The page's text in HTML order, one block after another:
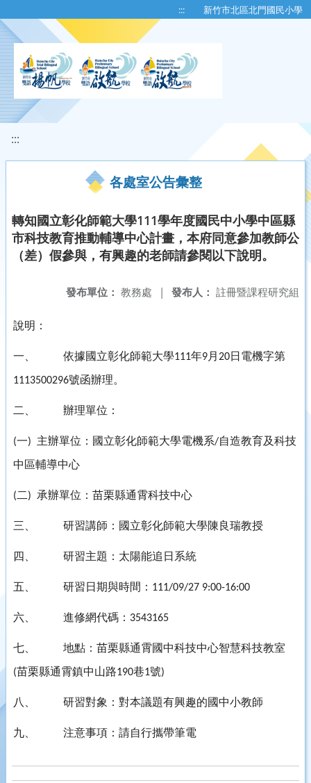
::: 新竹市北區北門國民小學
:::
各處室公告彙整
轉知國立彰化師範大學111學年度國民中小學中區縣
市科技教育推動輔導中心計畫，本府同意參加教師公
（差）假參與，有興趣的老師請參閱以下說明。
發布人： 註冊暨課程研究組
發布單位： 教務處 |
說明：
一、 依據國立彰化師範大學111年9月 20日電機字第
1113500296號函辦理。
二、 辦理單位：
(一) 主辦單位：國立彰化師範大學電機系/自造教育及科技
中區輔導中心
(二) 承辦單位：苗栗縣通霄科技中心
三、 研習講師：國立彰化師範大學陳良瑞教授
四、 研習主題：太陽能追日系統
五、 研習日期與時間： 111/09/27 9:00-16:00
六、 進修網代碼： 3543165
七、 地點：苗栗縣通霄國中科技中心智慧科技教室
(苗栗縣通霄鎮中山路190巷1號)
八、 研習對象：對本議題有興趣的國中小教師
九、 注意事項：請自行攜帶筆電